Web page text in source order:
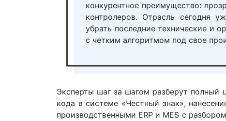
конкурентное преимущество:
контролеров. Отрасль сегодня
убрать последние технические и
с четким алгоритмом под свое
Эксперты шаг за шагом разберут полный
кода в системе «Честный знак»,
производственными ERP и MES с